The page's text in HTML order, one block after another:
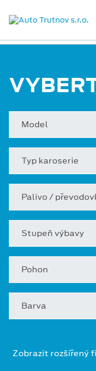
Model
Typ karoserie
Palivo /
Stupeň výbavy
Pohon
Barva
Zobrazit rozšířený